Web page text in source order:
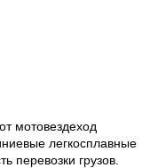
мотовездеход
легкосплавные
перевозки грузов.